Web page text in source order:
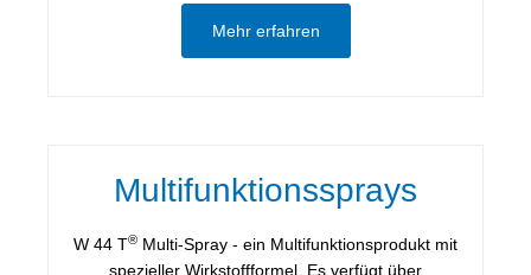
Mehr erfahren
Multifunktionssprays
W 44 T® Multi-Spray - ein Multifunktionsprodukt mit
spezieller Wirkstoffformel. Es verfügt über